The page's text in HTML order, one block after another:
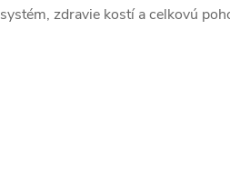
systém, zdravie kostí a celkovú